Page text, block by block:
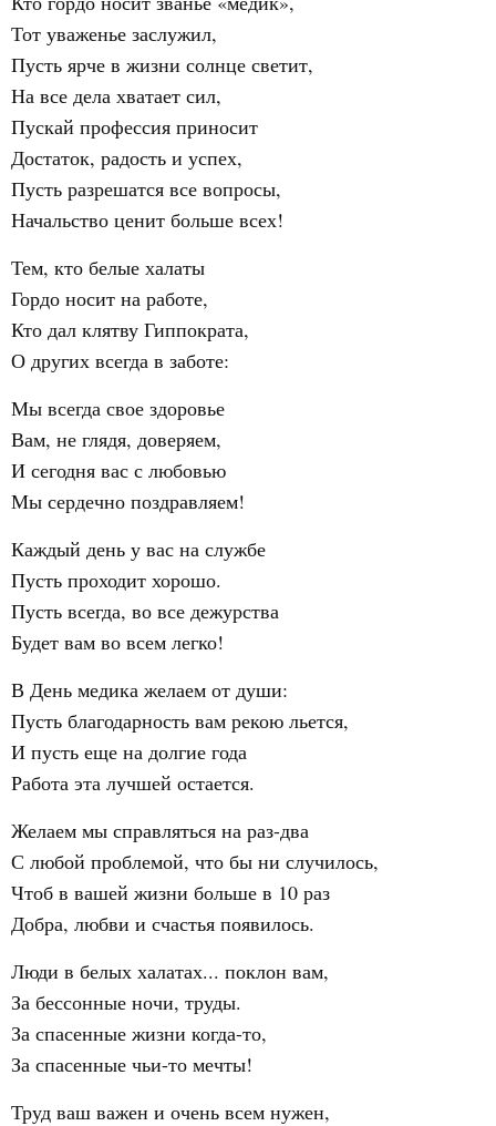
Тот уваженье заслужил,
Пусть ярче в жизни солнце светит,
На все дела хватает сил,
Пускай профессия приносит
Достаток, радость и успех,
Пусть разрешатся все вопросы,
Начальство ценит больше всех!
Тем, кто белые халаты
Гордо носит на работе,
Кто дал клятву Гиппократа,
О других всегда в заботе:
Мы всегда свое здоровье
Вам, не глядя, доверяем,
И сегодня вас с любовью
Мы сердечно поздравляем!
Каждый день у вас на службе
Пусть проходит хорошо.
Пусть всегда, во все дежурства
Будет вам во всем легко!
В День медика желаем от души:
Пусть благодарность вам рекою льется,
И пусть еще на долгие года
Работа эта лучшей остается.
Желаем мы справляться на раз-два
С любой проблемой, что бы ни случилось,
Чтоб в вашей жизни больше в 10 раз
Добра, любви и счастья появилось.
Люди в белых халатах... поклон вам,
За бессонные ночи, труды.
За спасенные жизни когда-то,
За спасенные чьи-то мечты!
Труд ваш важен и очень всем нужен,